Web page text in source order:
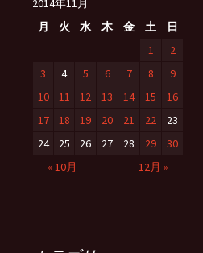
2014年11月
月
火 水 木 金 土
日
1
2
3
4 5 6 7 8
9
10
11 12 13 14 15
16
17
18 19 20 21 22
23
24
25 26 27 28 29
30
« 10月
12月 »